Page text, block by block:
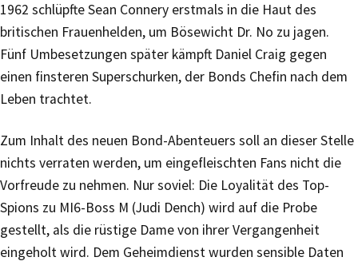
1962 schlüpfte Sean Connery erstmals in die Haut des
britischen Frauenhelden, um Bösewicht Dr. No zu jagen.
Fünf Umbesetzungen später kämpft Daniel Craig gegen
einen finsteren Superschurken, der Bonds Chefin nach dem
Leben trachtet.
Zum Inhalt des neuen Bond-Abenteuers soll an dieser Stelle
nichts verraten werden, um eingefleischten Fans nicht die
Vorfreude zu nehmen. Nur soviel: Die Loyalität des Top-
Spions zu MI6-Boss M (Judi Dench) wird auf die Probe
gestellt, als die rüstige Dame von ihrer Vergangenheit
eingeholt wird. Dem Geheimdienst wurden sensible Daten